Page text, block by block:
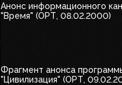
Анонс информационного
"Время" (ОРТ, 08.02.2000)
Фрагмент анонса
"Цивилизация" (ОРТ,